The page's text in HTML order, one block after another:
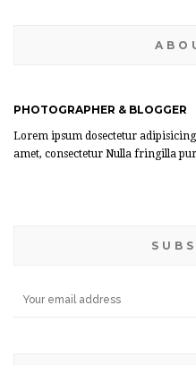
PHOTOGRAPHER & BLOGGER
Lorem ipsum dosectetur
amet, consectetur Nulla fringilla